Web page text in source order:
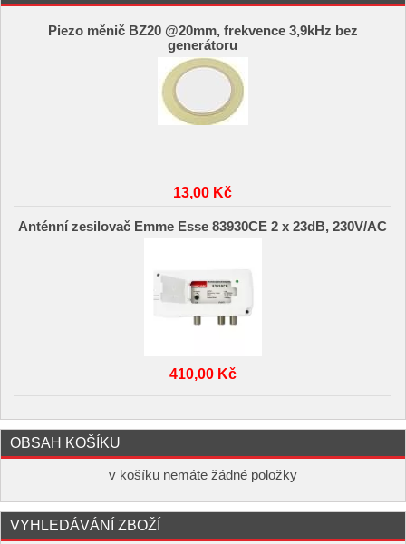
Piezo měnič BZ20 @20mm, frekvence 3,9kHz bez
generátoru
13,00 Kč
Anténní zesilovač Emme Esse 83930CE 2 x 23dB, 230V/AC
410,00 Kč
OBSAH KOŠÍKU
v košíku nemáte žádné položky
VYHLEDÁVÁNÍ ZBOŽÍ